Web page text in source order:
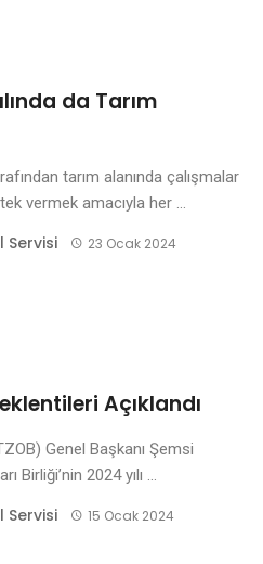
da Tarım
tarım alanında çalışmalar
vermek amacıyla her ...
Servisi 23 Ocak 2024
Açıklandı
Genel Başkanı Şemsi
2024 yılı ...
Servisi 15 Ocak 2024